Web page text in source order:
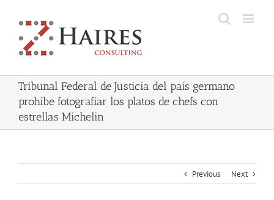
content
Tribunal Federal de Justicia del país germano
prohibe fotografiar los platos de chefs con
estrellas Michelin
Previous Next